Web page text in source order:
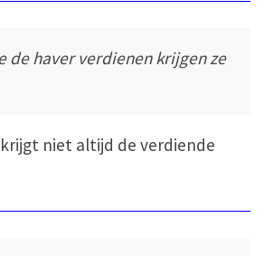
de haver verdienen krijgen ze
niet altijd de verdiende